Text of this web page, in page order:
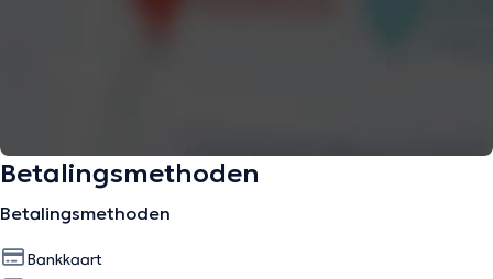
Betalingsmethoden
Betalingsmethoden
Bankkaart